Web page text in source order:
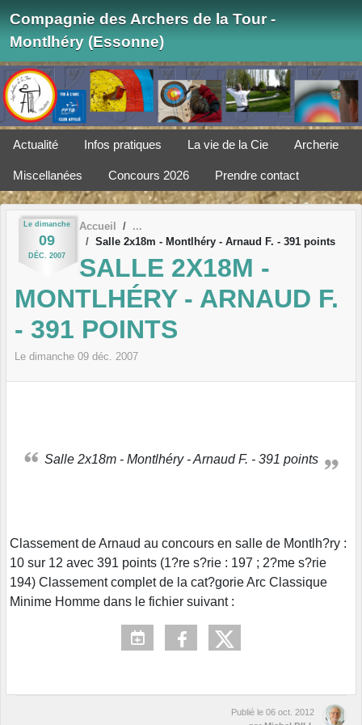
Compagnie des Archers de la Tour -
Montlhéry (Essonne)
Actualité Infos pratiques La vie de la Cie Archerie
Miscellanées Concours 2026 Prendre contact
Le dimanche
09
DÉC. 2007
Accueil
Salle 2x18m - Montlhéry - Arnaud F. - 391 points
SALLE 2X18M -
MONTLHÉRY - ARNAUD F.
- 391 POINTS
Le dimanche 09 déc. 2007
Salle 2x18m - Montlhéry - Arnaud F. - 391 points
Classement de Arnaud au concours en salle de Montlh?ry :
10 sur 12 avec 391 points (1?re s?rie : 197 ; 2?me s?rie
194) Classement complet de la cat?gorie Arc Classique
Minime Homme dans le fichier suivant :
Publié le 06 oct. 2012